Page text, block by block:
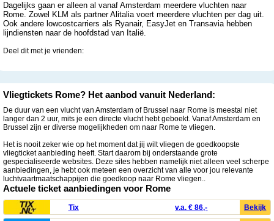
Dagelijks gaan er alleen al vanaf Amsterdam meerdere vluchten naar
Rome. Zowel KLM als partner Alitalia voert meerdere vluchten per dag uit.
Ook andere lowcostcarriers als Ryanair, EasyJet en Transavia hebben
lijndiensten naar de hoofdstad van Italië.
Deel dit met je vrienden:
Vliegtickets Rome? Het aanbod vanuit Nederland:
De duur van een vlucht van Amsterdam of Brussel naar Rome is meestal niet
langer dan 2 uur, mits je een directe vlucht hebt geboekt. Vanaf Amsterdam en
Brussel zijn er diverse mogelijkheden om naar Rome te vliegen.
Het is nooit zeker wie op het moment dat jij wilt vliegen de goedkoopste
vliegticket aanbieding heeft. Start daarom bij onderstaande grote
gespecialiseerde websites. Deze sites hebben namelijk niet alleen veel scherpe
aanbiedingen, je hebt ook meteen een overzicht van alle voor jou relevante
luchtvaartmaatschappijen die goedkoop naar Rome vliegen..
Actuele ticket aanbiedingen voor Rome
Tix v.a. € 86,- Bekijk